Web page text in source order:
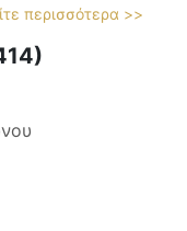
περισσότερα >>